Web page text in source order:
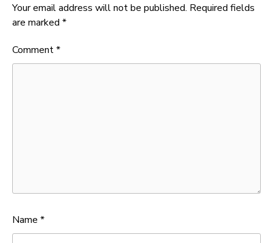
Your email address will not be published. Required fields
are marked *
Comment*
Name *